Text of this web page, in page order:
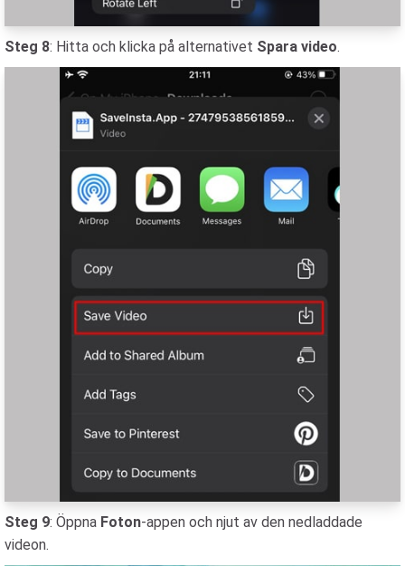
Steg 8: Hitta och klicka på alternativet Spara video.
Steg 9: Öppna Foton-appen och njut av den nedladdade
videon.